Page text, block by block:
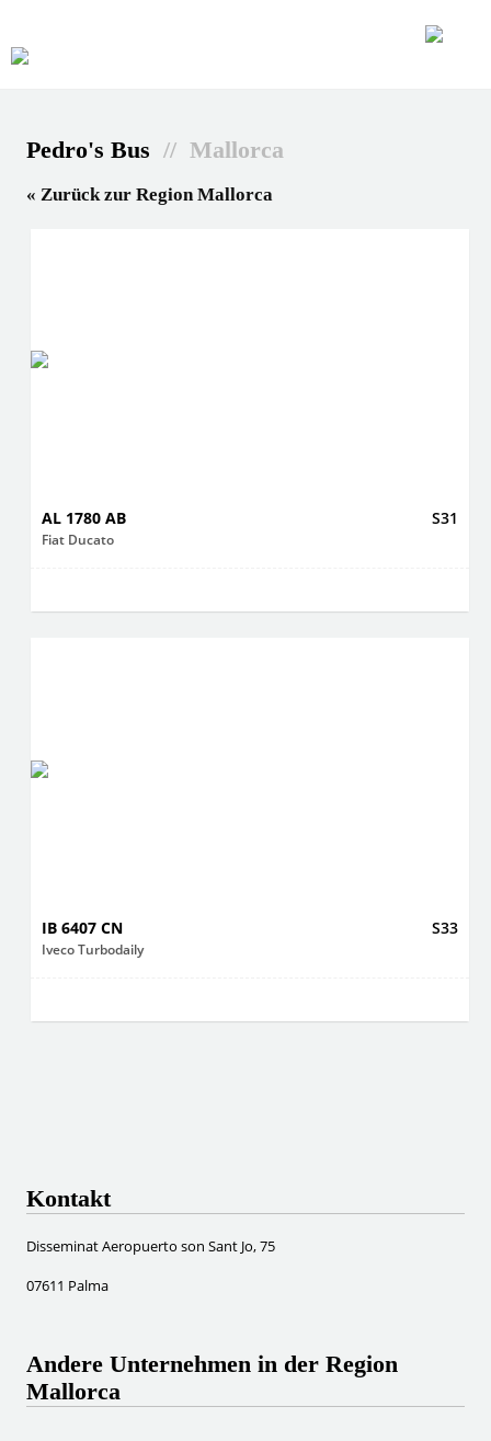
Pedro's Bus // Mallorca
« Zurück zur Region Mallorca
S31
AL 1780 AB
Fiat Ducato
S33
IB 6407 CN
Iveco Turbodaily
Kontakt
Disseminat Aeropuerto son Sant Jo, 75
07611 Palma
Andere Unternehmen in der Region
Mallorca